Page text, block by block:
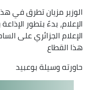
الوزير مزيان تطرق في
الإعلام، بدءََ بتطور
الإعلام الجزائري على
هذا القطاع
حاورته وسيلة بوعبيد